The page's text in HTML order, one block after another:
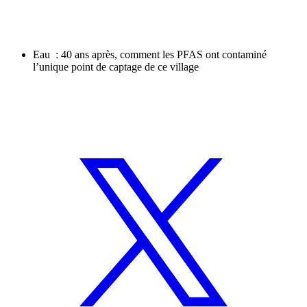
Eau : 40 ans après, comment les PFAS ont contaminé
l’unique point de captage de ce village